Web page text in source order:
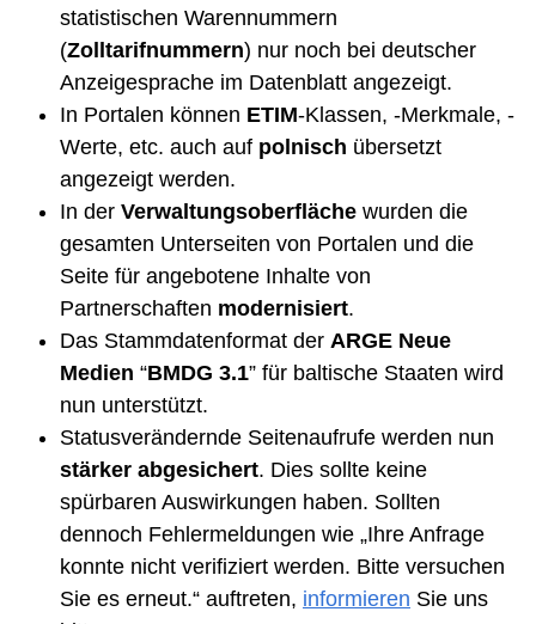
statistischen Warennummern
(Zolltarifnummern) nur noch bei deutscher
Anzeigesprache im Datenblatt angezeigt.
In Portalen können ETIM-Klassen, -Merkmale, -
Werte, etc. auch auf polnisch übersetzt
angezeigt werden.
In der Verwaltungsoberfläche wurden die
gesamten Unterseiten von Portalen und die
Seite für angebotene Inhalte von
Partnerschaften modernisiert.
Das Stammdatenformat der ARGE Neue
Medien “BMDG 3.1” für baltische Staaten wird
nun unterstützt.
Statusverändernde Seitenaufrufe werden nun
stärker abgesichert. Dies sollte keine
spürbaren Auswirkungen haben. Sollten
dennoch Fehlermeldungen wie „Ihre Anfrage
konnte nicht verifiziert werden. Bitte versuchen
Sie es erneut.“ auftreten, informieren Sie uns